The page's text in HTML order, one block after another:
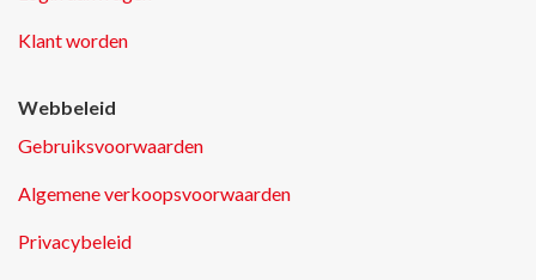
Klant worden
Webbeleid
Gebruiksvoorwaarden
Algemene verkoopsvoorwaarden
Privacybeleid